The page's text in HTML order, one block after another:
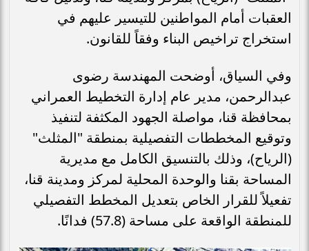
العقبات أمام المواطنين للتيسير عليهم في
استخراج تراخيص البناء وفقاً للقانون.
وفي السياق، أوضحت المهندسة رضوى
عبدالرحمن، مدير عام إدارة التخطيط العمراني
بمحافظة قنا، مواصلة الجهود المكثفة لتنفيذ
وتوقيع المخططات التفصيلية بمنطقة "المثلث"
(الرياح)، وذلك بالتنسيق الكامل مع مديرية
المساحة بقنا والوحدة المحلية لمركز ومدينة قنا،
تفعيلاً للقرار الخاص بتعديل المخطط التفصيلي
للمنطقة الواقعة على مساحة (57.8) فدانًا.